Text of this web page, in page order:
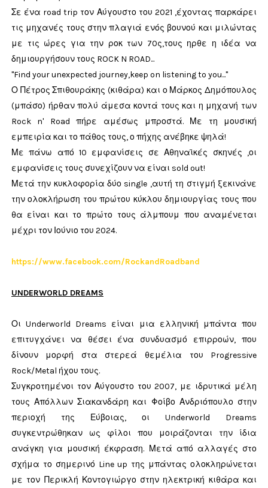
Σε ένα road trip τον Αύγουστο του 2021 ,έχοντας παρκάρει
τις μηχανές τους στην πλαγιά ενός βουνού και μιλώντας
με τις ώρες για την ροκ των 70ς,τους ηρθε η ιδέα να
δημιουργήσουν τους ROCK N ROAD...
"Find your unexpected journey,keep on listening to you..."
Ο Πέτρος Σπιθουράκης (κιθάρα) και ο Μάρκος Δημόπουλος
(μπάσο) ήρθαν πολύ άμεσα κοντά τους και η μηχανή των
Rock n' Road πήρε αμέσως μπροστά. Με τη μουσική
εμπειρία και το πάθος τους, ο πήχης ανέβηκε ψηλά!
Με πάνω από 10 εμφανίσεις σε Αθηναϊκές σκηνές ,οι
εμφανίσεις τους συνεχίζουν να είναι sold out!
Μετά την κυκλοφορία δύο single ,αυτή τη στιγμή ξεκινάνε
την ολοκλήρωση του πρώτου κύκλου δημιουργίας τους που
θα είναι και το πρώτο τους άλμπουμ που αναμένεται
μέχρι τον Ιούνιο του 2024.
https://www.facebook.com/RockandRoadband
UNDERWORLD DREAMS
Οι Underworld Dreams είναι μια ελληνική μπάντα που
επιτυγχάνει να θέσει ένα συνδυασμό επιρροών, που
δίνουν μορφή στα στερεά θεμέλια του Progressive
Rock/Metal ήχου τους.
Συγκροτημένοι τον Αύγουστο του 2007, με ιδρυτικά μέλη
τους Απόλλων Σιακανδάρη και Φοίβο Ανδριόπουλο στην
περιοχή της Εύβοιας, οι Underworld Dreams
συγκεντρώθηκαν ως φίλοι που μοιράζονται την ίδια
ανάγκη για μουσική έκφραση. Μετά από αλλαγές στο
σχήμα το σημερινό Line up της μπάντας ολοκληρώνεται
με τον Περικλή Κοντογιώργο στην ηλεκτρική κιθάρα και